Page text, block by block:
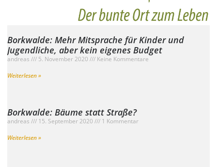
Borkwalde: Mehr Mitsprache für Kinder und
Jugendliche, aber kein eigenes Budget
andreas 5. November 2020
Keine Kommentare
Weiterlesen »
Borkwalde: Bäume statt Straße?
andreas 15. September 2020
1 Kommentar
Weiterlesen »